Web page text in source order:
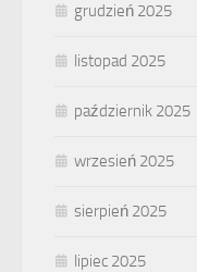
grudzień 2025
listopad 2025
październik 2025
wrzesień 2025
sierpień 2025
lipiec 2025